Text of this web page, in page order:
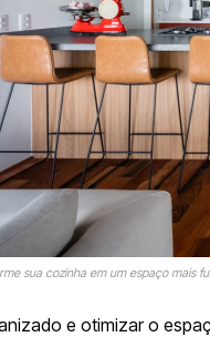
sua cozinha em um espaço mais
e otimizar o